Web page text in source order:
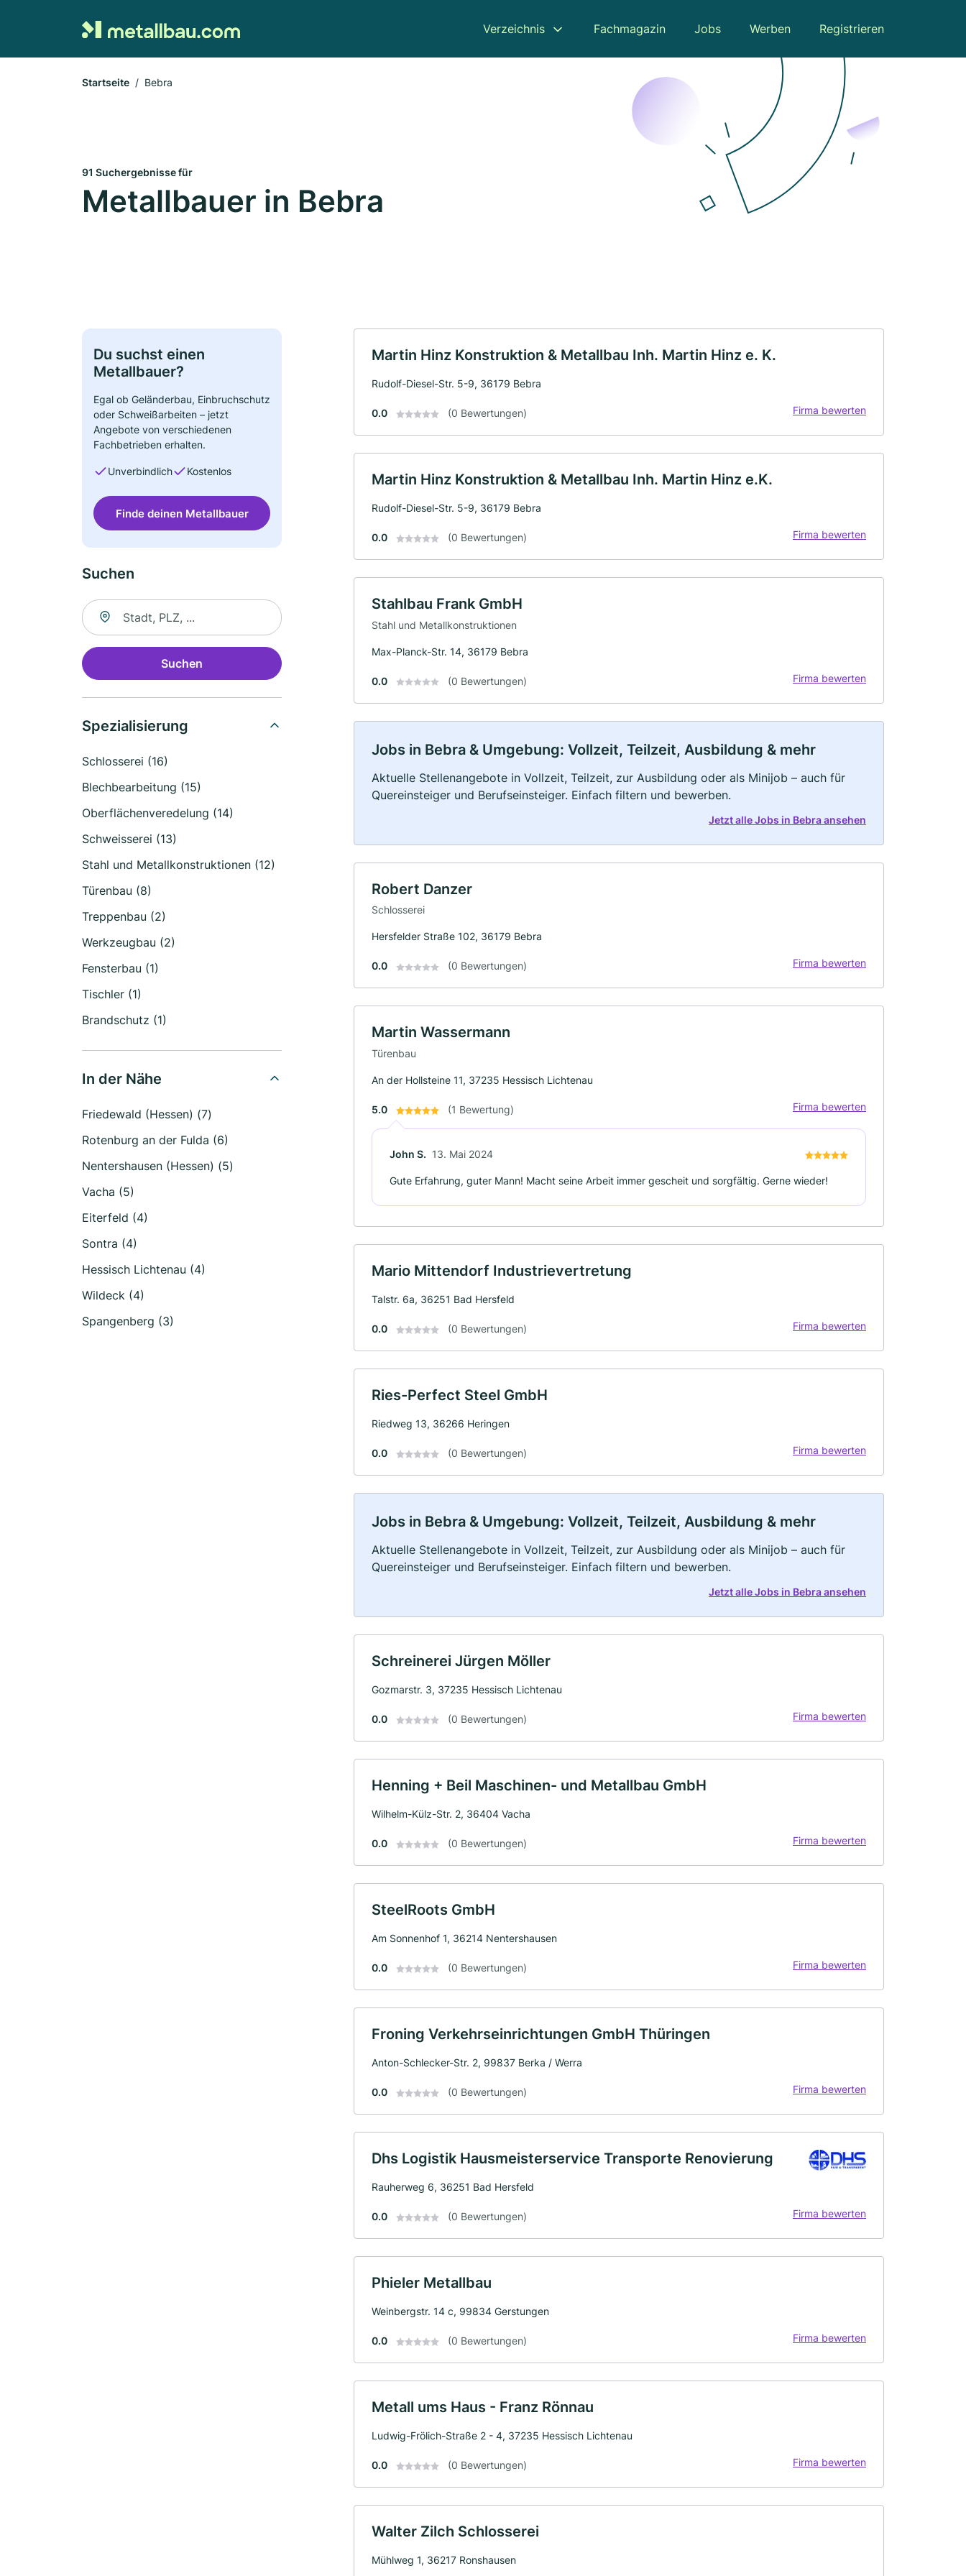
Verzeichnis Fachmagazin Jobs Werben Registrieren
Startseite Bebra
91 Suchergebnisse für
Metallbauer in Bebra
Du suchst einen
Metallbauer?
Egal ob Geländerbau, Einbruchschutz
oder Schweißarbeiten – jetzt
Angebote von verschiedenen
Fachbetrieben erhalten.
Unverbindlich Kostenlos
Finde deinen Metallbauer
Suchen
Suche nach Ort
Suchen
Spezialisierung
Schlosserei (16)
Blechbearbeitung (15)
Oberflächenveredelung (14)
Schweisserei (13)
Stahl und Metallkonstruktionen (12)
Türenbau (8)
Treppenbau (2)
Werkzeugbau (2)
Fensterbau (1)
Tischler (1)
Brandschutz (1)
In der Nähe
Friedewald (Hessen) (7)
Rotenburg an der Fulda (6)
Nentershausen (Hessen) (5)
Vacha (5)
Eiterfeld (4)
Sontra (4)
Hessisch Lichtenau (4)
Wildeck (4)
Spangenberg (3)
Martin Hinz Konstruktion & Metallbau Inh. Martin Hinz e. K.
Rudolf-Diesel-Str. 5-9, 36179 Bebra
0.0 (0 Bewertungen) Firma bewerten
Martin Hinz Konstruktion & Metallbau Inh. Martin Hinz e.K.
Rudolf-Diesel-Str. 5-9, 36179 Bebra
0.0 (0 Bewertungen) Firma bewerten
Stahlbau Frank GmbH
Stahl und Metallkonstruktionen
Max-Planck-Str. 14, 36179 Bebra
0.0 (0 Bewertungen) Firma bewerten
Jobs in Bebra & Umgebung: Vollzeit, Teilzeit, Ausbildung & mehr
Aktuelle Stellenangebote in Vollzeit, Teilzeit, zur Ausbildung oder als Minijob – auch für
Quereinsteiger und Berufseinsteiger. Einfach filtern und bewerben.
Jetzt alle Jobs in Bebra ansehen
Robert Danzer
Schlosserei
Hersfelder Straße 102, 36179 Bebra
0.0 (0 Bewertungen) Firma bewerten
Martin Wassermann
Türenbau
An der Hollsteine 11, 37235 Hessisch Lichtenau
5.0 (1 Bewertung) Firma bewerten
John S. 13. Mai 2024
Gute Erfahrung, guter Mann! Macht seine Arbeit immer gescheit und sorgfältig. Gerne wieder!
Mario Mittendorf Industrievertretung
Talstr. 6a, 36251 Bad Hersfeld
0.0 (0 Bewertungen) Firma bewerten
Ries-Perfect Steel GmbH
Riedweg 13, 36266 Heringen
0.0 (0 Bewertungen) Firma bewerten
Jobs in Bebra & Umgebung: Vollzeit, Teilzeit, Ausbildung & mehr
Aktuelle Stellenangebote in Vollzeit, Teilzeit, zur Ausbildung oder als Minijob – auch für
Quereinsteiger und Berufseinsteiger. Einfach filtern und bewerben.
Jetzt alle Jobs in Bebra ansehen
Schreinerei Jürgen Möller
Gozmarstr. 3, 37235 Hessisch Lichtenau
0.0 (0 Bewertungen) Firma bewerten
Henning + Beil Maschinen- und Metallbau GmbH
Wilhelm-Külz-Str. 2, 36404 Vacha
0.0 (0 Bewertungen) Firma bewerten
SteelRoots GmbH
Am Sonnenhof 1, 36214 Nentershausen
0.0 (0 Bewertungen) Firma bewerten
Froning Verkehrseinrichtungen GmbH Thüringen
Anton-Schlecker-Str. 2, 99837 Berka / Werra
0.0 (0 Bewertungen) Firma bewerten
Dhs Logistik Hausmeisterservice Transporte Renovierung
Rauherweg 6, 36251 Bad Hersfeld
0.0 (0 Bewertungen) Firma bewerten
Phieler Metallbau
Weinbergstr. 14 c, 99834 Gerstungen
0.0 (0 Bewertungen) Firma bewerten
Metall ums Haus - Franz Rönnau
Ludwig-Frölich-Straße 2 - 4, 37235 Hessisch Lichtenau
0.0 (0 Bewertungen) Firma bewerten
Walter Zilch Schlosserei
Mühlweg 1, 36217 Ronshausen